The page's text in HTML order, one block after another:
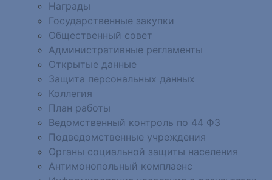
Награды
Государственные закупки
Общественный совет
Административные регламенты
Открытые данные
Защита персональных данных
Коллегия
План работы
Ведомственный контроль по 44 ФЗ
Подведомственные учреждения
Органы социальной защиты населения
Антимонопольный комплаенс